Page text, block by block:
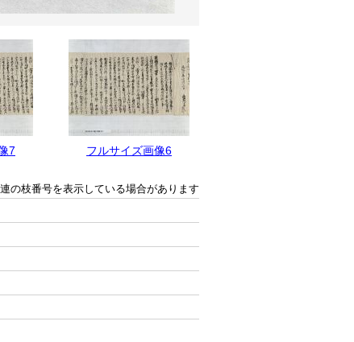
7 フルサイズ画像6
の枝番号を表示している場合があります